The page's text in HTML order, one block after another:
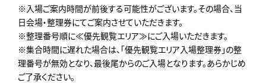
※入場ご案内時間が前後する可能性がございます。その場合、当
日会場・整理券にてご案内させていただきます。
※整理番号順に≪優先観覧エリア≫にご入場いただきます。
※集合時間に遅れた場合は、「優先観覧エリア入場整理券」の整
理番号が無効となり、最後尾からのご入場となります。あらかじめ
ご了承ください。